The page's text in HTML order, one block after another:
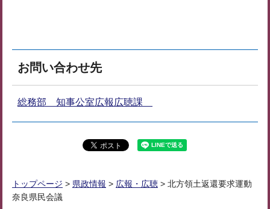
お問い合わせ先
総務部 知事公室広報広聴課
トップページ > 県政情報 > 広報・広聴 > 北方領土返還要求運動
奈良県民会議